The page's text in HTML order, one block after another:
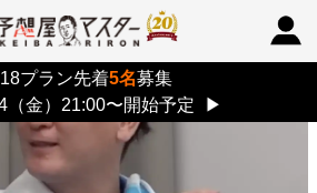
プラン先着5名募集
（金）21:00〜開始予定
▶